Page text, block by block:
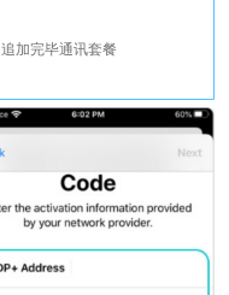
追加完毕通讯套餐